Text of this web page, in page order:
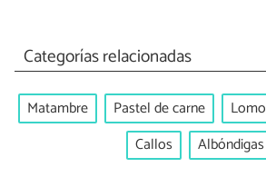
Categorías relacionadas
Matambre Pastel de carne Lomo
Callos
Albóndigas